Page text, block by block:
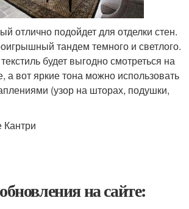
отлично подойдет для отделки стен.
тандем темного и светлого.
будет выгодно смотреться на
а вот яркие тона можно использовать
(узор на шторах, подушки,
Кантри
на сайте: